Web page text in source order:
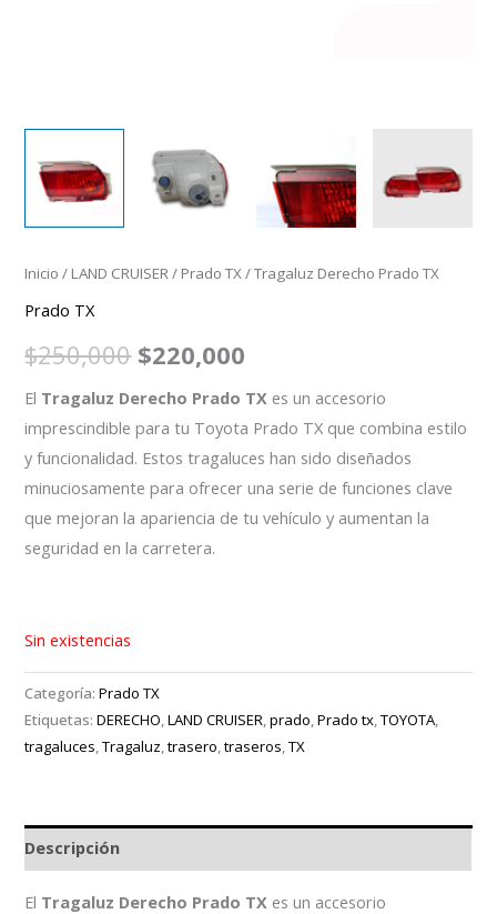
Inicio / LAND CRUISER/ Prado TX/ Tragaluz Derecho Prado TX
Prado TX
$250,000 $220,000
El Tragaluz Derecho Prado TX es un accesorio
imprescindible para tu Toyota Prado TX que combina estilo
y funcionalidad. Estos tragaluces han sido diseñados
minuciosamente para ofrecer una serie de funciones clave
que mejoran la apariencia de tu vehículo y aumentan la
seguridad en la carretera.
Sin existencias
Categoría:Prado TX
Etiquetas:DERECHO,LAND CRUISER,prado,Prado tx,TOYOTA,
tragaluces,Tragaluz,trasero,traseros,TX
Descripción
El Tragaluz Derecho Prado TX es un accesorio